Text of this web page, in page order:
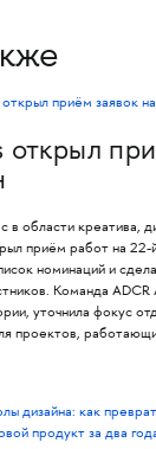
открыл
в области креатива,
приём работ на 22-
номинаций и
Команда ADCR
уточнила фокус
проектов,